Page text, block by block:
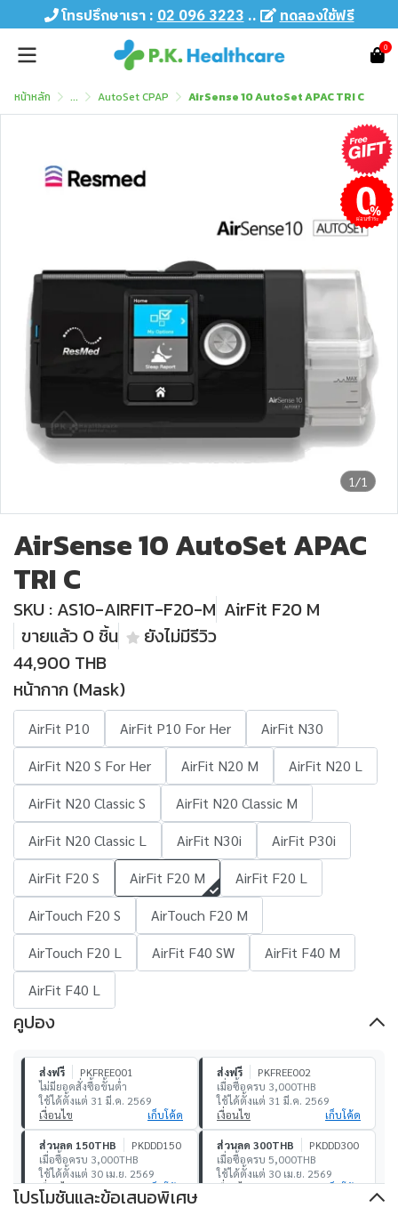
โทรปรึกษาเรา :02 096 3223.. ทดลองใช้ฟรี
0
หน้าหลัก ... AutoSet CPAP AirSense 10 AutoSet APAC TRI C
1/1
ผ่อนชำระ
AirSense 10 AutoSet APAC
TRI C
SKU : AS10-AIRFIT-F20-M AirFit F20 M
ขายแล้ว 0 ชิ้น
ยังไม่มีรีวิว
44,900 THB
หน้ากาก (Mask)
AirFit P10 AirFit P10 For Her
AirFit N30
AirFit N20 S For Her
AirFit N20 M
AirFit N20 L
AirFit N20 Classic S
AirFit N20 Classic M
AirFit N20 Classic L
AirFit N30i
AirFit P30i
AirFit F20 S
AirFit F20 M
AirFit F20 L
AirTouch F20 S
AirTouch F20 M
AirTouch F20 L
AirFit F40 SW
AirFit F40 M
AirFit F40 L
คูปอง
ส่งฟรี
PKFREE001
ไม่มียอดสั่งซื้อขั้นต่ำ
ใช้ได้ตั้งแต่ 31 มี.ค. 2569
เงื่อนไข
เก็บโค้ด
ส่งฟรี
PKFREE002
เมื่อซื้อครบ 3,000THB
ใช้ได้ตั้งแต่ 31 มี.ค. 2569
เงื่อนไข
เก็บโค้ด
ส่วนลด 150THB
PKDDD150
เมื่อซื้อครบ 3,000THB
ใช้ได้ตั้งแต่ 30 เม.ย. 2569
เงื่อนไข
เก็บโค้ด
ส่วนลด 300THB
PKDDD300
เมื่อซื้อครบ 5,000THB
ใช้ได้ตั้งแต่ 30 เม.ย. 2569
เงื่อนไข
เก็บโค้ด
โปรโมชันและข้อเสนอพิเศษ